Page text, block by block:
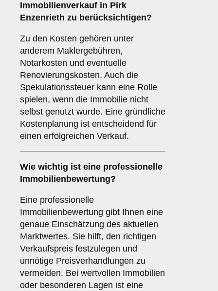
Immobilienverkauf in Pirk
Enzenrieth zu berücksichtigen?
Zu den Kosten gehören unter
anderem Maklergebühren,
Notarkosten und eventuelle
Renovierungskosten. Auch die
Spekulationssteuer kann eine Rolle
spielen, wenn die Immobilie nicht
selbst genutzt wurde. Eine gründliche
Kostenplanung ist entscheidend für
einen erfolgreichen Verkauf.
Wie wichtig ist eine professionelle
Immobilienbewertung?
Eine professionelle
Immobilienbewertung gibt Ihnen eine
genaue Einschätzung des aktuellen
Marktwertes. Sie hilft, den richtigen
Verkaufspreis festzulegen und
unnötige Preisverhandlungen zu
vermeiden. Bei wertvollen Immobilien
oder besonderen Lagen ist eine